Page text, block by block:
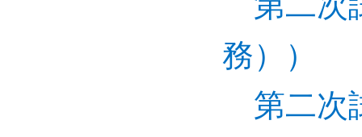
務））
第二次